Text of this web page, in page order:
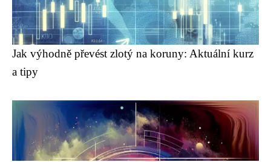
Jak výhodně převést zlotý na koruny: Aktuální kurz
a tipy